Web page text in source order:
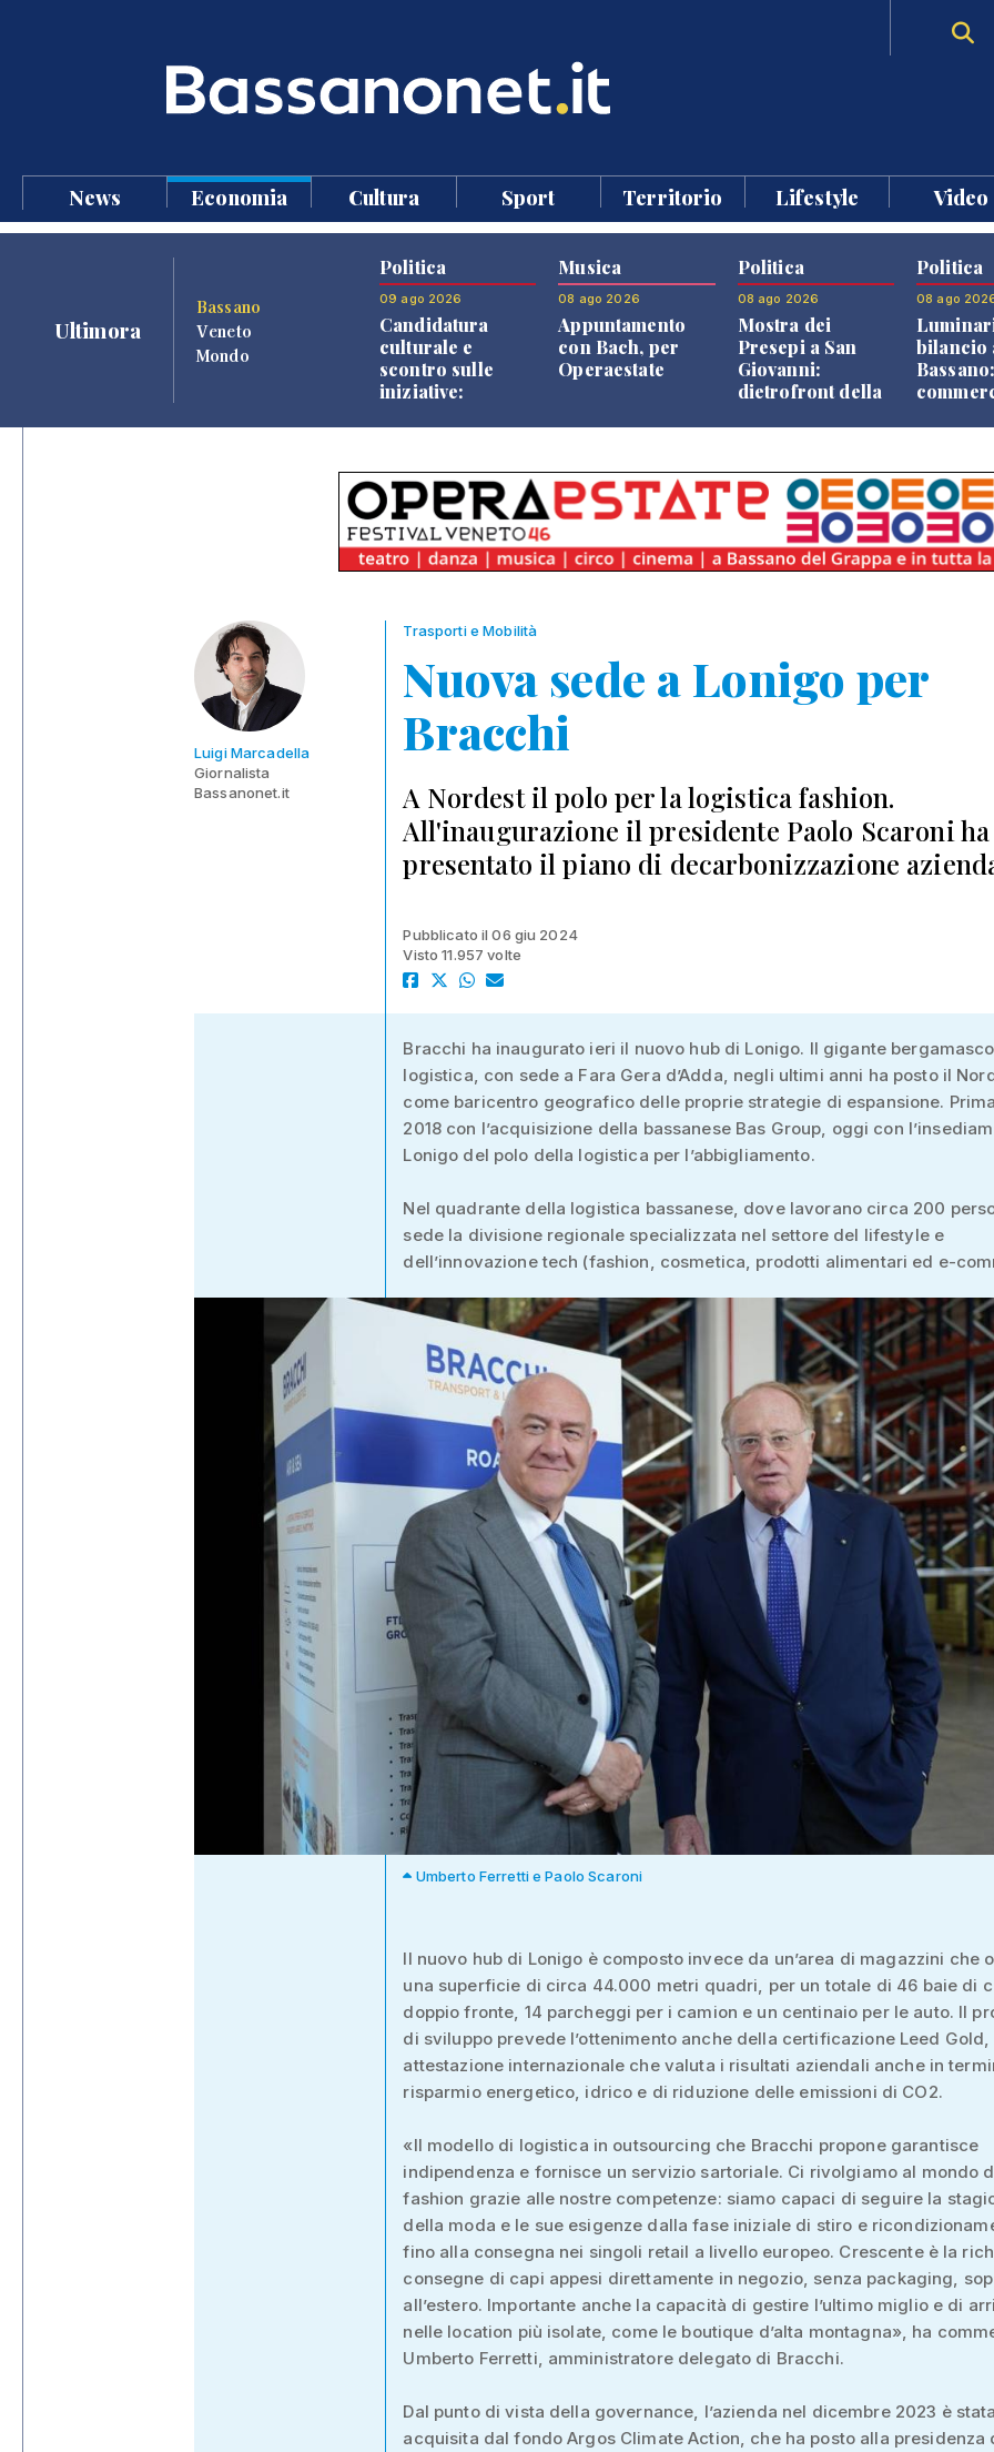
News Economia Cultura Sport Territorio Lifestyle Video
Ultimora
Bassano
Veneto
Mondo
Politica
09 ago 2026
Candidatura
culturale e
scontro sulle
iniziative:
Musica
08 ago 2026
Appuntamento
con Bach, per
Operaestate
Politica
08 ago 2026
Mostra dei
Presepi a San
Giovanni:
dietrofront della
Politica
08 ago
bilancio
Luigi Marcadella
Giornalista
Bassanonet.it
Trasporti e Mobilità
Nuova sede a Lonigo per
Bracchi
A Nordest il polo per la logistica fashion.
All'inaugurazione il presidente Paolo Scaroni ha
presentato il piano di decarbonizzazione
Pubblicato il 06 giu 2024
Visto 11.957 volte
Bracchi ha inaugurato ieri il nuovo hub di Lonigo. Il gigante
logistica, con sede a Fara Gera d’Adda, negli ultimi anni ha posto il
come baricentro geografico delle proprie strategie di espansione.
2018 con l’acquisizione della bassanese Bas Group, oggi con
Lonigo del polo della logistica per l’abbigliamento.
Nel quadrante della logistica bassanese, dove lavorano circa 200
sede la divisione regionale specializzata nel settore del lifestyle e
dell’innovazione tech (fashion, cosmetica, prodotti alimentari ed e-
Umberto Ferretti e Paolo Scaroni
Il nuovo hub di Lonigo è composto invece da un’area di magazzini che
una superficie di circa 44.000 metri quadri, per un totale di 46 baie di
doppio fronte, 14 parcheggi per i camion e un centinaio per le auto. Il
di sviluppo prevede l’ottenimento anche della certificazione Leed Gold,
attestazione internazionale che valuta i risultati aziendali anche in
risparmio energetico, idrico e di riduzione delle emissioni di CO2.
«Il modello di logistica in outsourcing che Bracchi propone garantisce
indipendenza e fornisce un servizio sartoriale. Ci rivolgiamo al mondo
fashion grazie alle nostre competenze: siamo capaci di seguire la
della moda e le sue esigenze dalla fase iniziale di stiro e
fino alla consegna nei singoli retail a livello europeo. Crescente è la
consegne di capi appesi direttamente in negozio, senza packaging,
all’estero. Importante anche la capacità di gestire l’ultimo miglio e di
nelle location più isolate, come le boutique d’alta montagna», ha
Umberto Ferretti, amministratore delegato di Bracchi.
Dal punto di vista della governance, l’azienda nel dicembre 2023 è
acquisita dal fondo Argos Climate Action, che ha posto alla presidenza